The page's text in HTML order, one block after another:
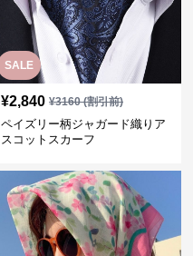
SALE
¥2,840 ¥3160(割引前)
ペイズリー柄ジャガード織りア
スコットスカーフ